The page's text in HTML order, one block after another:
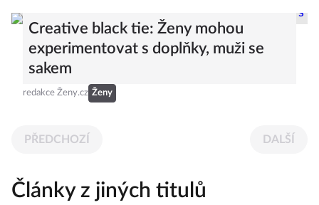
Creative black tie: Ženy mohou
experimentovat s doplňky, muži se
sakem
redakce Ženy.cz Ženy
PŘEDCHOZÍ DALŠÍ
Články z jiných titulů